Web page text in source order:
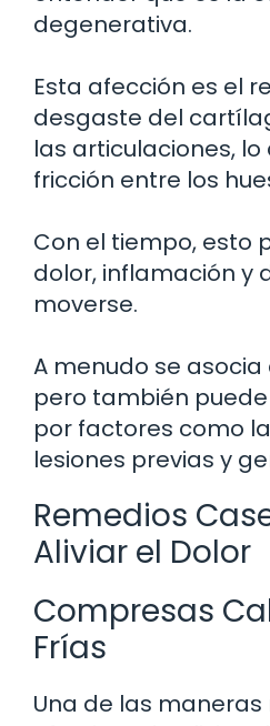
degenerativa.
Esta afección es el
desgaste del
las articulaciones, lo
fricción entre los
Con el tiempo, esto
dolor, inflamación y
moverse.
A menudo se
pero también
por factores como
lesiones previas y
Remedios
Aliviar el Dolor
Compresas
Frías
Una de las